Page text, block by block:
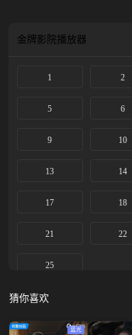
金牌影院播放器
1 2
5 6
9 10
13 14
17 18
21 22
25
猜你喜欢
蓝光